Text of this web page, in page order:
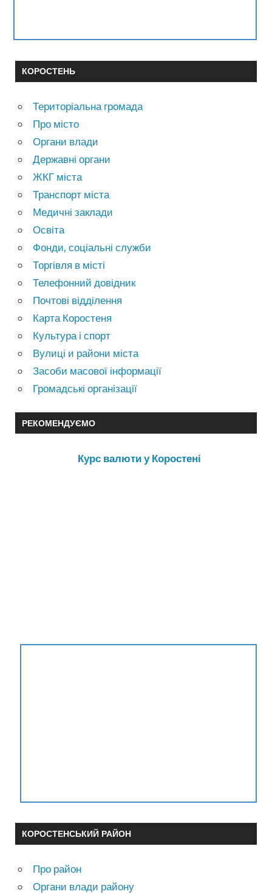
КОРОСТЕНЬ
Територіальна громада
Про місто
Органи влади
Державні органи
ЖКГ міста
Транспорт міста
Медичні заклади
Освіта
Фонди, соціальні служби
Торгівля в місті
Телефонний довідник
Почтові відділення
Карта Коростеня
Культура і спорт
Вулиці и райони міста
Засоби масової інформації
Громадські організації
РЕКОМЕНДУЄМО
Курс валюти у Коростені
КОРОСТЕНСЬКИЙ РАЙОН
Про район
Органи влади району